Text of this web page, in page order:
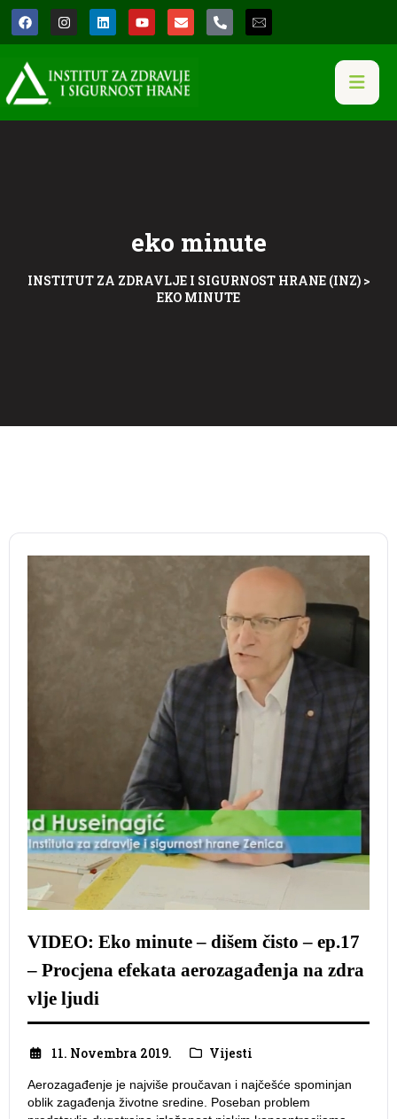
eko minute
INSTITUT ZA ZDRAVLJE I SIGURNOST HRANE (INZ)>
EKO MINUTE
VIDEO: Eko minute – dišem čisto – ep.17
– Procjena efekata aerozagađenja na zdra
vlje ljudi
11. Novembra 2019. Vijesti
Aerozagađenje je najviše proučavan i najčešće spominjan
oblik zagađenja životne sredine. Poseban problem